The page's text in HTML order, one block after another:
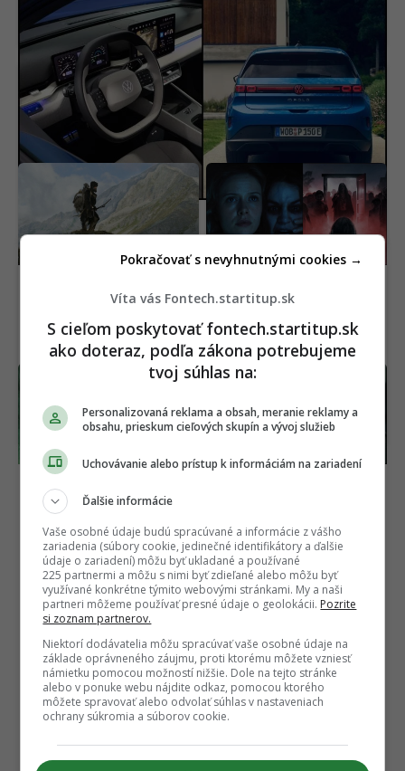
Volkswagen mení stratégiu. Kľúčovú
technológiu pre elektromobily vyvíja v Číne
Ötzi prekvapil vedeckú
obec. Na tele 5 300
rokov starého muža
objavili život
Horor, ktorý desil celú
generáciu, je späť. Nový
film ukazuje čistú hrôzu
(VIDEO)
hlavná hviezda sa
vyjadrila jasne
Výsmech divákom.
geniálne filmy, pozrie si
ich málokto
Víta vás Fontech.startitup.sk
S cieľom poskytovať fontech.startitup.sk
ako doteraz, podľa zákona potrebujeme
tvoj súhlas na:
Personalizovaná reklama a obsah, meranie reklamy a
obsahu, prieskum cieľových skupín a vývoj služieb
Uchovávanie alebo prístup k informáciám na zariadení
Ďalšie informácie
Vaše osobné údaje budú spracúvané a informácie z vášho
zariadenia (súbory cookie, jedinečné identifikátory a ďalšie
údaje o zariadení) môžu byť ukladané a používané
225 partnermi a môžu s nimi byť zdieľané alebo môžu byť
využívané konkrétne týmito webovými stránkami. My a naši
partneri môžeme používať presné údaje o geolokácii. Pozrite
si zoznam partnerov.
Niektorí dodávatelia môžu spracúvať vaše osobné údaje na
základe oprávneného záujmu, proti ktorému môžete vzniesť
námietku pomocou možností nižšie. Dole na tejto stránke
alebo v ponuke webu nájdite odkaz, pomocou ktorého
môžete spravovať alebo odvolať súhlas v nastaveniach
ochrany súkromia a súborov cookie.
Pokračovať s nevyhnutnými cookies →